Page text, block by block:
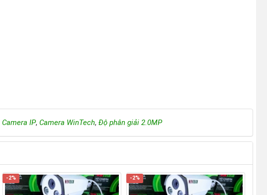
Camera IP, Camera WinTech,Độ phân giải 2.0MP
-2% -2%